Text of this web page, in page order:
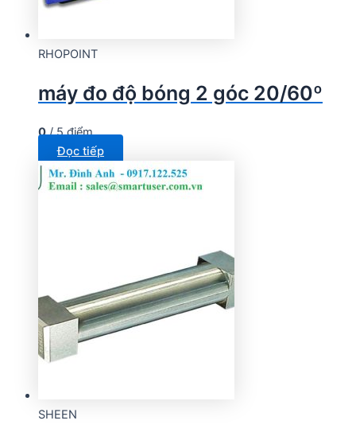
RHOPOINT
máy đo độ bóng 2 góc 20/60º
0/ 5 điểm
Đọc tiếp
SHEEN